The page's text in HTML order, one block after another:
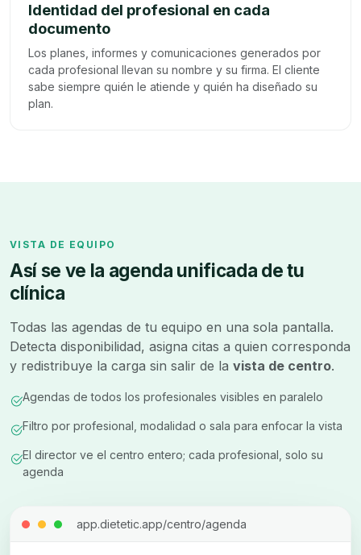
Identidad del profesional en cada
documento
Los planes, informes y comunicaciones generados por
cada profesional llevan su nombre y su firma. El cliente
sabe siempre quién le atiende y quién ha diseñado su
plan.
VISTA DE EQUIPO
Así se ve la agenda unificada de tu
clínica
Todas las agendas de tu equipo en una sola pantalla.
Detecta disponibilidad, asigna citas a quien corresponda
y redistribuye la carga sin salir de la vista de centro.
Agendas de todos los profesionales visibles en paralelo
Filtro por profesional, modalidad o sala para enfocar la vista
El director ve el centro entero; cada profesional, solo su
agenda
app.dietetic.app/centro/agenda